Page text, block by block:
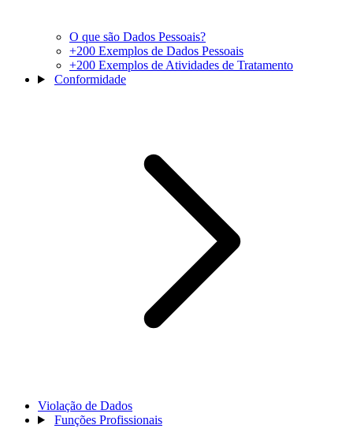
O que são Dados Pessoais?
+200 Exemplos de Dados Pessoais
+200 Exemplos de Atividades de Tratamento
Conformidade
Violação de Dados
Funções Profissionais